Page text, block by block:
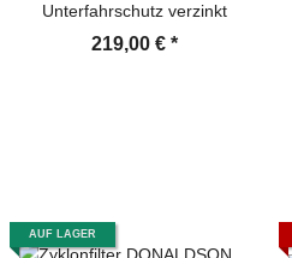
Unterfahrschutz verzinkt
219,00 € *
AUF LAGER